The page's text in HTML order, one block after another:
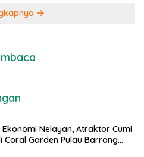
Nelayan, Atraktor Cumi
Coral Garden Pulau Barrang